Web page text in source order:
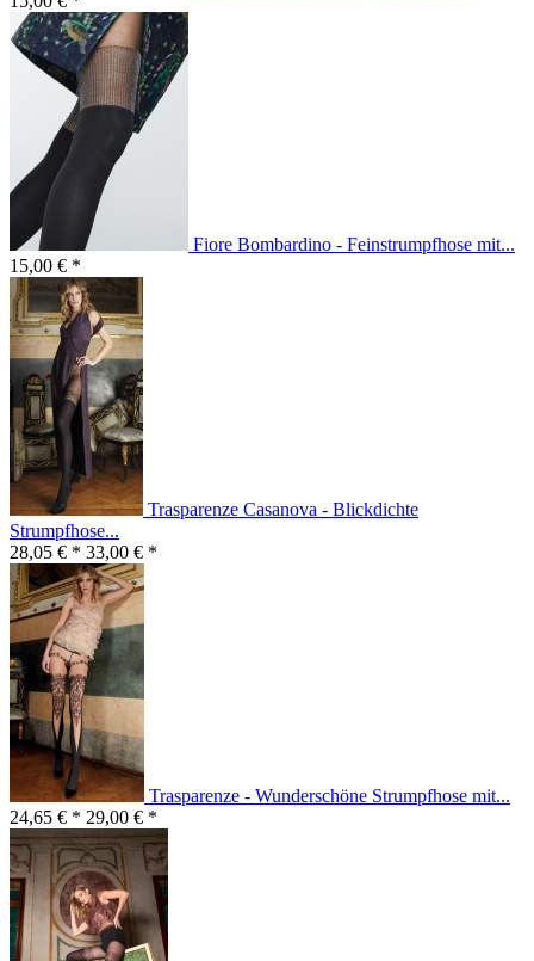
Fiore Bombardino - Feinstrumpfhose mit...
15,00 € *
Trasparenze Casanova - Blickdichte
Strumpfhose...
28,05 € * 33,00 € *
Trasparenze - Wunderschöne Strumpfhose mit...
24,65 € * 29,00 € *